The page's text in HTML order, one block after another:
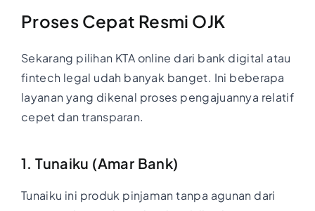
Proses Cepat Resmi OJK
Sekarang pilihan KTA online dari bank digital atau
fintech legal udah banyak banget. Ini beberapa
layanan yang dikenal proses pengajuannya relatif
cepet dan transparan.
1. Tunaiku (Amar Bank)
Tunaiku ini produk pinjaman tanpa agunan dari